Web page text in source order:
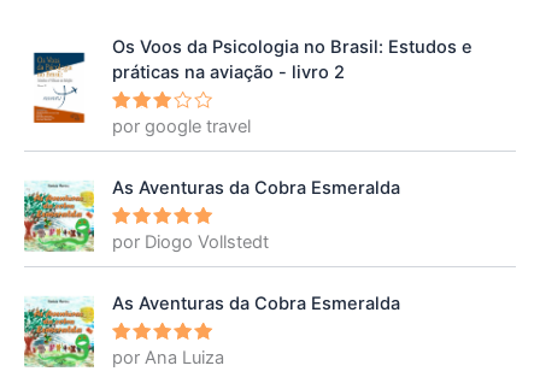
Os Voos da Psicologia no Brasil: Estudos e
práticas na aviação - livro 2
Avalia
por google travel
As Aventuras da Cobra Esmeralda
Avaliação
por Diogo Vollstedt
As Aventuras da Cobra Esmeralda
Avaliação
por Ana Luiza